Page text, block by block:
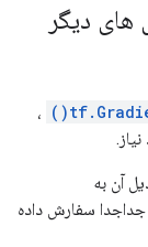
،
آن به
جداجدا سفارش داده